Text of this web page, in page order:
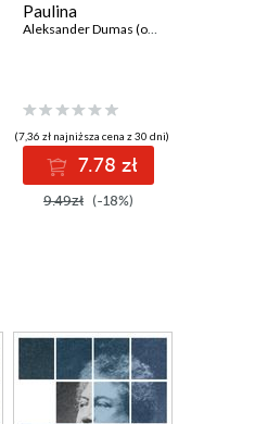
Paulina
Aleksander Dumas (ojciec)
(7,36 zł najniższa cena z 30 dni)
7.78 zł
9.49zł (-18%)